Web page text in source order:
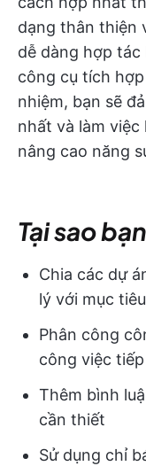
dạng thân thiện
dễ dàng hợp tác
công cụ tích
nhiệm, bạn sẽ
nhất và làm
nâng cao năng
Tại sao
Chia các dự
lý với mục
Phân công
công việc
Thêm bình
cần thiết
Sử dụng chỉ